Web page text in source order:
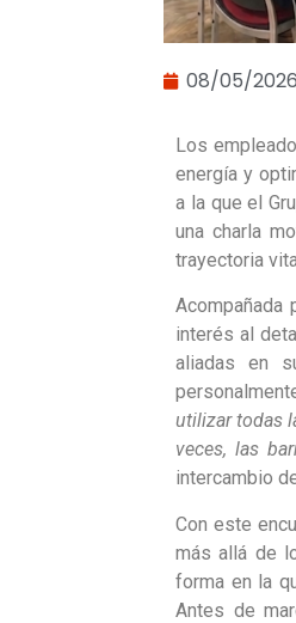
08/05/2026
Los
energía y
a la que el
una charla
trayectoria
Acompañada
interés al
aliadas en
utilizar todas
veces, las
intercambio
Con este
más allá de
forma en la
Antes de